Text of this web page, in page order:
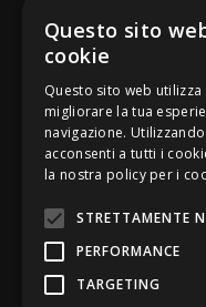
Dal 2005, PRINTlovers
e designer che
nuove possibilità
stampati di impatto.
Contattaci:
Questo sito
cookie
Questo sito web
migliorare la tua
navigazione.
acconsenti a tutti i
la nostra policy per i
STRETTAMENTE
PERFORMANCE
TARGETING